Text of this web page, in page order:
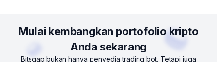
Mulai kembangkan portofolio kripto
Anda sekarang
Bitsgap bukan hanya penyedia trading bot. Tetapi juga